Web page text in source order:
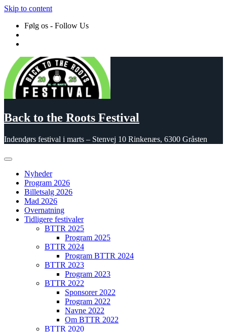
Skip to content
Følg os - Follow Us
Back to the Roots Festival
Indendørs festival i marts – Stenvej 10 Rinkenæs, 6300 Gråsten
Nyheder
Program 2026
Billetsalg 2026
Mad 2026
Overnatning
Tidligere festivaler
BTTR 2025
Program 2025
BTTR 2024
Program BTTR 2024
BTTR 2023
Program 2023
BTTR 2022
Sponsorer 2022
Program 2022
Navne 2022
Om BTTR 2022
BTTR 2020